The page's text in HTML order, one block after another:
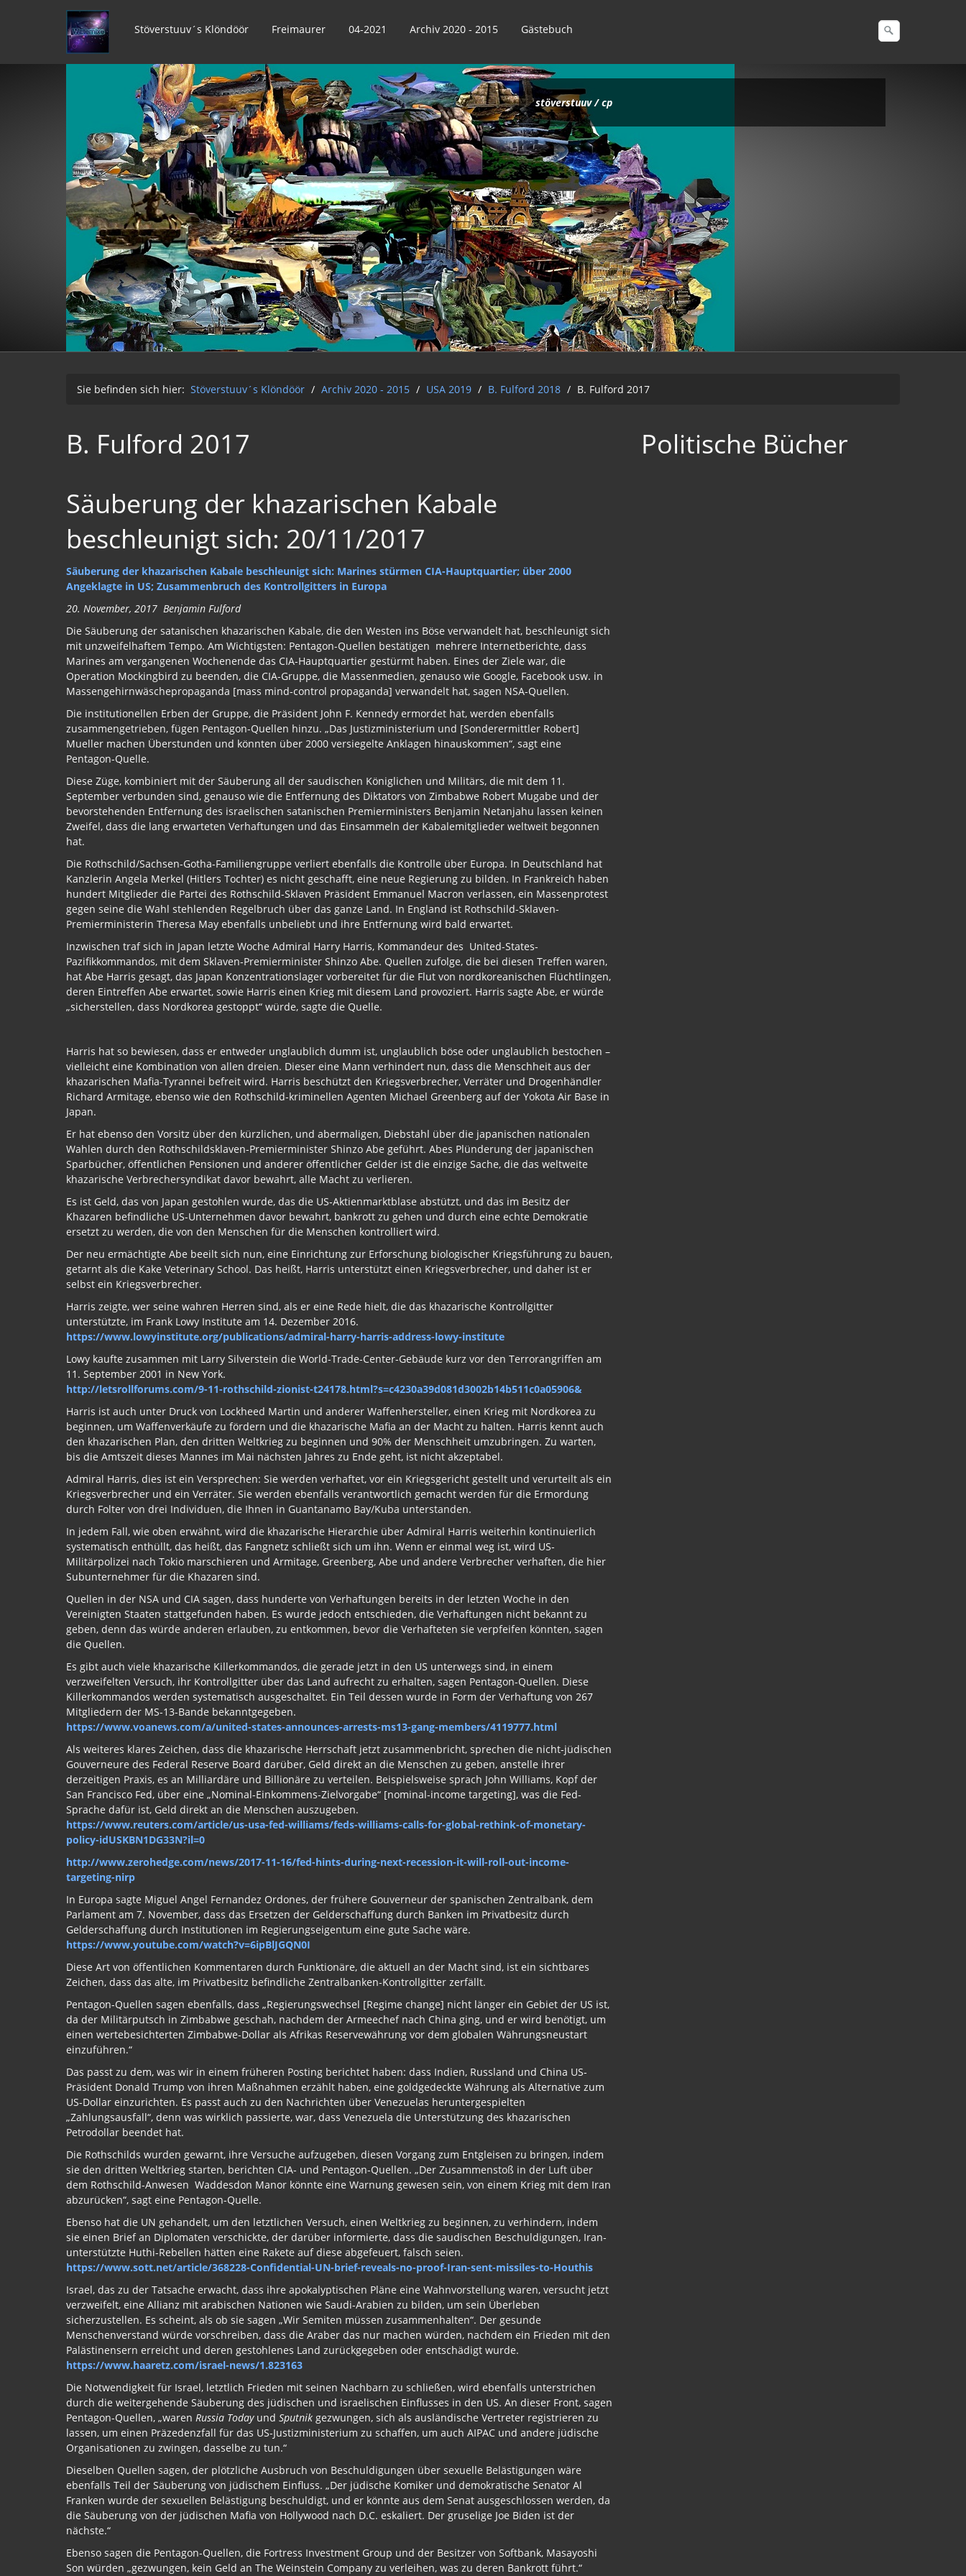
Stöverstuuv´s Klöndöör Freimaurer 04-2021 Archiv 2020 - 2015 Gästebuch
stöverstuuv / cp
Sie befinden sich hier: Stöverstuuv´s Klöndöör / Archiv 2020 - 2015 / USA 2019 / B. Fulford 2018 / B. Fulford 2017
B. Fulford 2017
Säuberung der khazarischen Kabale
beschleunigt sich: 20/11/2017
Säuberung der khazarischen Kabale beschleunigt sich: Marines stürmen CIA-Hauptquartier; über 2000
Angeklagte in US; Zusammenbruch des Kontrollgitters in Europa
20. November, 2017 Benjamin Fulford
Die Säuberung der satanischen khazarischen Kabale, die den Westen ins Böse verwandelt hat, beschleunigt sich
mit unzweifelhaftem Tempo. Am Wichtigsten: Pentagon-Quellen bestätigen mehrere Internetberichte, dass
Marines am vergangenen Wochenende das CIA-Hauptquartier gestürmt haben. Eines der Ziele war, die
Operation Mockingbird zu beenden, die CIA-Gruppe, die Massenmedien, genauso wie Google, Facebook usw. in
Massengehirnwäschepropaganda [mass mind-control propaganda] verwandelt hat, sagen NSA-Quellen.
Die institutionellen Erben der Gruppe, die Präsident John F. Kennedy ermordet hat, werden ebenfalls
zusammengetrieben, fügen Pentagon-Quellen hinzu. „Das Justizministerium und [Sonderermittler Robert]
Mueller machen Überstunden und könnten über 2000 versiegelte Anklagen hinauskommen“, sagt eine
Pentagon-Quelle.
Diese Züge, kombiniert mit der Säuberung all der saudischen Königlichen und Militärs, die mit dem 11.
September verbunden sind, genauso wie die Entfernung des Diktators von Zimbabwe Robert Mugabe und der
bevorstehenden Entfernung des israelischen satanischen Premierministers Benjamin Netanjahu lassen keinen
Zweifel, dass die lang erwarteten Verhaftungen und das Einsammeln der Kabalemitglieder weltweit begonnen
hat.
Die Rothschild/Sachsen-Gotha-Familiengruppe verliert ebenfalls die Kontrolle über Europa. In Deutschland hat
Kanzlerin Angela Merkel (Hitlers Tochter) es nicht geschafft, eine neue Regierung zu bilden. In Frankreich haben
hundert Mitglieder die Partei des Rothschild-Sklaven Präsident Emmanuel Macron verlassen, ein Massenprotest
gegen seine die Wahl stehlenden Regelbruch über das ganze Land. In England ist Rothschild-Sklaven-
Premierministerin Theresa May ebenfalls unbeliebt und ihre Entfernung wird bald erwartet.
Inzwischen traf sich in Japan letzte Woche Admiral Harry Harris, Kommandeur des United-States-
Pazifikkommandos, mit dem Sklaven-Premierminister Shinzo Abe. Quellen zufolge, die bei diesen Treffen waren,
hat Abe Harris gesagt, das Japan Konzentrationslager vorbereitet für die Flut von nordkoreanischen Flüchtlingen,
deren Eintreffen Abe erwartet, sowie Harris einen Krieg mit diesem Land provoziert. Harris sagte Abe, er würde
„sicherstellen, dass Nordkorea gestoppt“ würde, sagte die Quelle.
Harris hat so bewiesen, dass er entweder unglaublich dumm ist, unglaublich böse oder unglaublich bestochen –
vielleicht eine Kombination von allen dreien. Dieser eine Mann verhindert nun, dass die Menschheit aus der
khazarischen Mafia-Tyrannei befreit wird. Harris beschützt den Kriegsverbrecher, Verräter und Drogenhändler
Richard Armitage, ebenso wie den Rothschild-kriminellen Agenten Michael Greenberg auf der Yokota Air Base in
Japan.
Er hat ebenso den Vorsitz über den kürzlichen, und abermaligen, Diebstahl über die japanischen nationalen
Wahlen durch den Rothschildsklaven-Premierminister Shinzo Abe geführt. Abes Plünderung der japanischen
Sparbücher, öffentlichen Pensionen und anderer öffentlicher Gelder ist die einzige Sache, die das weltweite
khazarische Verbrechersyndikat davor bewahrt, alle Macht zu verlieren.
Es ist Geld, das von Japan gestohlen wurde, das die US-Aktienmarktblase abstützt, und das im Besitz der
Khazaren befindliche US-Unternehmen davor bewahrt, bankrott zu gehen und durch eine echte Demokratie
ersetzt zu werden, die von den Menschen für die Menschen kontrolliert wird.
Der neu ermächtigte Abe beeilt sich nun, eine Einrichtung zur Erforschung biologischer Kriegsführung zu bauen,
getarnt als die Kake Veterinary School. Das heißt, Harris unterstützt einen Kriegsverbrecher, und daher ist er
selbst ein Kriegsverbrecher.
Harris zeigte, wer seine wahren Herren sind, als er eine Rede hielt, die das khazarische Kontrollgitter
unterstützte, im Frank Lowy Institute am 14. Dezember 2016.
https://www.lowyinstitute.org/publications/admiral-harry-harris-address-lowy-institute
Lowy kaufte zusammen mit Larry Silverstein die World-Trade-Center-Gebäude kurz vor den Terrorangriffen am
11. September 2001 in New York.
http://letsrollforums.com/9-11-rothschild-zionist-t24178.html?s=c4230a39d081d3002b14b511c0a05906&
Harris ist auch unter Druck von Lockheed Martin und anderer Waffenhersteller, einen Krieg mit Nordkorea zu
beginnen, um Waffenverkäufe zu fördern und die khazarische Mafia an der Macht zu halten. Harris kennt auch
den khazarischen Plan, den dritten Weltkrieg zu beginnen und 90% der Menschheit umzubringen. Zu warten,
bis die Amtszeit dieses Mannes im Mai nächsten Jahres zu Ende geht, ist nicht akzeptabel.
Admiral Harris, dies ist ein Versprechen: Sie werden verhaftet, vor ein Kriegsgericht gestellt und verurteilt als ein
Kriegsverbrecher und ein Verräter. Sie werden ebenfalls verantwortlich gemacht werden für die Ermordung
durch Folter von drei Individuen, die Ihnen in Guantanamo Bay/Kuba unterstanden.
In jedem Fall, wie oben erwähnt, wird die khazarische Hierarchie über Admiral Harris weiterhin kontinuierlich
systematisch enthüllt, das heißt, das Fangnetz schließt sich um ihn. Wenn er einmal weg ist, wird US-
Militärpolizei nach Tokio marschieren und Armitage, Greenberg, Abe und andere Verbrecher verhaften, die hier
Subunternehmer für die Khazaren sind.
Quellen in der NSA und CIA sagen, dass hunderte von Verhaftungen bereits in der letzten Woche in den
Vereinigten Staaten stattgefunden haben. Es wurde jedoch entschieden, die Verhaftungen nicht bekannt zu
geben, denn das würde anderen erlauben, zu entkommen, bevor die Verhafteten sie verpfeifen könnten, sagen
die Quellen.
Es gibt auch viele khazarische Killerkommandos, die gerade jetzt in den US unterwegs sind, in einem
verzweifelten Versuch, ihr Kontrollgitter über das Land aufrecht zu erhalten, sagen Pentagon-Quellen. Diese
Killerkommandos werden systematisch ausgeschaltet. Ein Teil dessen wurde in Form der Verhaftung von 267
Mitgliedern der MS-13-Bande bekanntgegeben.
https://www.voanews.com/a/united-states-announces-arrests-ms13-gang-members/4119777.html
Als weiteres klares Zeichen, dass die khazarische Herrschaft jetzt zusammenbricht, sprechen die nicht-jüdischen
Gouverneure des Federal Reserve Board darüber, Geld direkt an die Menschen zu geben, anstelle ihrer
derzeitigen Praxis, es an Milliardäre und Billionäre zu verteilen. Beispielsweise sprach John Williams, Kopf der
San Francisco Fed, über eine „Nominal-Einkommens-Zielvorgabe“ [nominal-income targeting], was die Fed-
Sprache dafür ist, Geld direkt an die Menschen auszugeben.
https://www.reuters.com/article/us-usa-fed-williams/feds-williams-calls-for-global-rethink-of-monetary-
policy-idUSKBN1DG33N?il=0
http://www.zerohedge.com/news/2017-11-16/fed-hints-during-next-recession-it-will-roll-out-income-
targeting-nirp
In Europa sagte Miguel Angel Fernandez Ordones, der frühere Gouverneur der spanischen Zentralbank, dem
Parlament am 7. November, dass das Ersetzen der Gelderschaffung durch Banken im Privatbesitz durch
Gelderschaffung durch Institutionen im Regierungseigentum eine gute Sache wäre.
https://www.youtube.com/watch?v=6ipBlJGQN0I
Diese Art von öffentlichen Kommentaren durch Funktionäre, die aktuell an der Macht sind, ist ein sichtbares
Zeichen, dass das alte, im Privatbesitz befindliche Zentralbanken-Kontrollgitter zerfällt.
Pentagon-Quellen sagen ebenfalls, dass „Regierungswechsel [Regime change] nicht länger ein Gebiet der US ist,
da der Militärputsch in Zimbabwe geschah, nachdem der Armeechef nach China ging, und er wird benötigt, um
einen wertebesichterten Zimbabwe-Dollar als Afrikas Reservewährung vor dem globalen Währungsneustart
einzuführen.“
Das passt zu dem, was wir in einem früheren Posting berichtet haben: dass Indien, Russland und China US-
Präsident Donald Trump von ihren Maßnahmen erzählt haben, eine goldgedeckte Währung als Alternative zum
US-Dollar einzurichten. Es passt auch zu den Nachrichten über Venezuelas heruntergespielten
„Zahlungsausfall“, denn was wirklich passierte, war, dass Venezuela die Unterstützung des khazarischen
Petrodollar beendet hat.
Die Rothschilds wurden gewarnt, ihre Versuche aufzugeben, diesen Vorgang zum Entgleisen zu bringen, indem
sie den dritten Weltkrieg starten, berichten CIA- und Pentagon-Quellen. „Der Zusammenstoß in der Luft über
dem Rothschild-Anwesen Waddesdon Manor könnte eine Warnung gewesen sein, von einem Krieg mit dem Iran
abzurücken“, sagt eine Pentagon-Quelle.
Ebenso hat die UN gehandelt, um den letztlichen Versuch, einen Weltkrieg zu beginnen, zu verhindern, indem
sie einen Brief an Diplomaten verschickte, der darüber informierte, dass die saudischen Beschuldigungen, Iran-
unterstützte Huthi-Rebellen hätten eine Rakete auf diese abgefeuert, falsch seien.
https://www.sott.net/article/368228-Confidential-UN-brief-reveals-no-proof-Iran-sent-missiles-to-Houthis
Israel, das zu der Tatsache erwacht, dass ihre apokalyptischen Pläne eine Wahnvorstellung waren, versucht jetzt
verzweifelt, eine Allianz mit arabischen Nationen wie Saudi-Arabien zu bilden, um sein Überleben
sicherzustellen. Es scheint, als ob sie sagen „Wir Semiten müssen zusammenhalten“. Der gesunde
Menschenverstand würde vorschreiben, dass die Araber das nur machen würden, nachdem ein Frieden mit den
Palästinensern erreicht und deren gestohlenes Land zurückgegeben oder entschädigt wurde.
https://www.haaretz.com/israel-news/1.823163
Die Notwendigkeit für Israel, letztlich Frieden mit seinen Nachbarn zu schließen, wird ebenfalls unterstrichen
durch die weitergehende Säuberung des jüdischen und israelischen Einflusses in den US. An dieser Front, sagen
Pentagon-Quellen, „waren Russia Todayund Sputnik gezwungen, sich als ausländische Vertreter registrieren zu
lassen, um einen Präzedenzfall für das US-Justizministerium zu schaffen, um auch AIPAC und andere jüdische
Organisationen zu zwingen, dasselbe zu tun.“
Dieselben Quellen sagen, der plötzliche Ausbruch von Beschuldigungen über sexuelle Belästigungen wäre
ebenfalls Teil der Säuberung von jüdischem Einfluss. „Der jüdische Komiker und demokratische Senator Al
Franken wurde der sexuellen Belästigung beschuldigt, und er könnte aus dem Senat ausgeschlossen werden, da
die Säuberung von der jüdischen Mafia von Hollywood nach D.C. eskaliert. Der gruselige Joe Biden ist der
nächste.“
Ebenso sagen die Pentagon-Quellen, die Fortress Investment Group und der Besitzer von Softbank, Masayoshi
Son würden „gezwungen, kein Geld an The Weinstein Company zu verleihen, was zu deren Bankrott führt.“
Politische Bücher